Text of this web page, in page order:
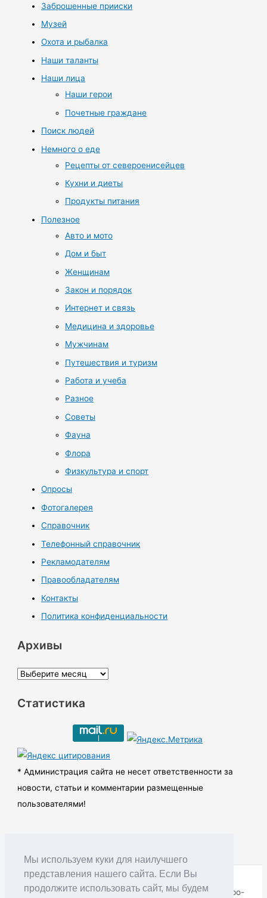
Мы используем куки для наилучшего
представления нашего сайта. Если Вы
продолжите использовать сайт, мы будем
Заброшенные прииски
Музей
Охота и рыбалка
Наши таланты
Наши лица
Наши герои
Почетные граждане
Поиск людей
Немного о еде
Рецепты от североенисейцев
Кухни и диеты
Продукты питания
Полезное
Авто и мото
Дом и быт
Женщинам
Закон и порядок
Интернет и связь
Медицина и здоровье
Мужчинам
Путешествия и туризм
Работа и учеба
Разное
Советы
Фауна
Флора
Физкультура и спорт
Опросы
Фотогалерея
Справочник
Телефонный справочник
Рекламодателям
Правообладателям
Контакты
Политика конфиденциальности
Архивы
А
х
ы
Статистика
* Администрация сайта не несет ответственности за
новости, статьи и комментарии размещенные
пользователями!
Copyright © RUDNIK.MOBI 28.06.2008 - 2026 | Северо-